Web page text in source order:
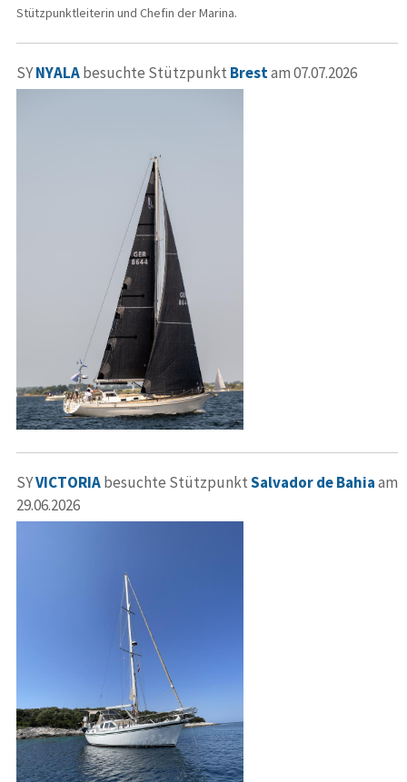
Stützpunktleiterin und Chefin der Marina.
SYNYALAbesuchte Stützpunkt Brestam 07.07.2026
SYVICTORIAbesuchte StützpunktSalvador de Bahiaam
29.06.2026